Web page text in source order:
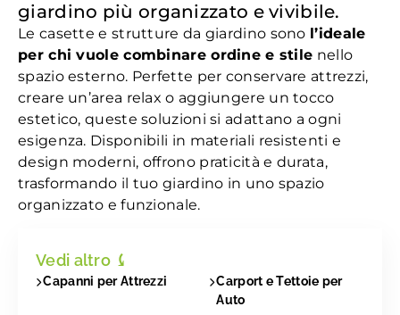
giardino più organizzato e vivibile.
Le casette e strutture da giardino sono l’ideale
per chi vuole combinare ordine e stile nello
spazio esterno. Perfette per conservare attrezzi,
creare un’area relax o aggiungere un tocco
estetico, queste soluzioni si adattano a ogni
esigenza. Disponibili in materiali resistenti e
design moderni, offrono praticità e durata,
trasformando il tuo giardino in uno spazio
organizzato e funzionale.
Vedi altro ⤹
Capanni per Attrezzi
Carport e Tettoie per
Auto